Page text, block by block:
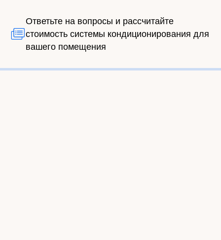
Ответьте на вопросы и рассчитайте
стоимость системы кондиционирования для
вашего помещения